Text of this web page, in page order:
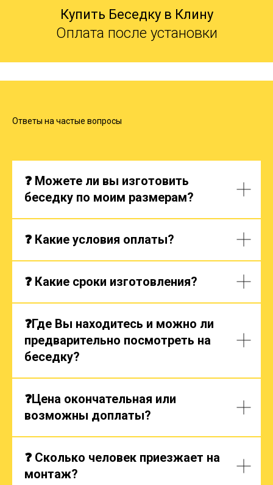
Купить Беседку в Клину
Оплата после установки
Ответы на частые вопросы
❓ Можете ли вы изготовить
беседку по моим размерам?
❓ Какие условия оплаты?
❓ Какие сроки изготовления?
❓Где Вы находитесь и можно ли
предварительно посмотреть на
беседку?
❓Цена окончательная или
возможны доплаты?
❓ Сколько человек приезжает на
монтаж?